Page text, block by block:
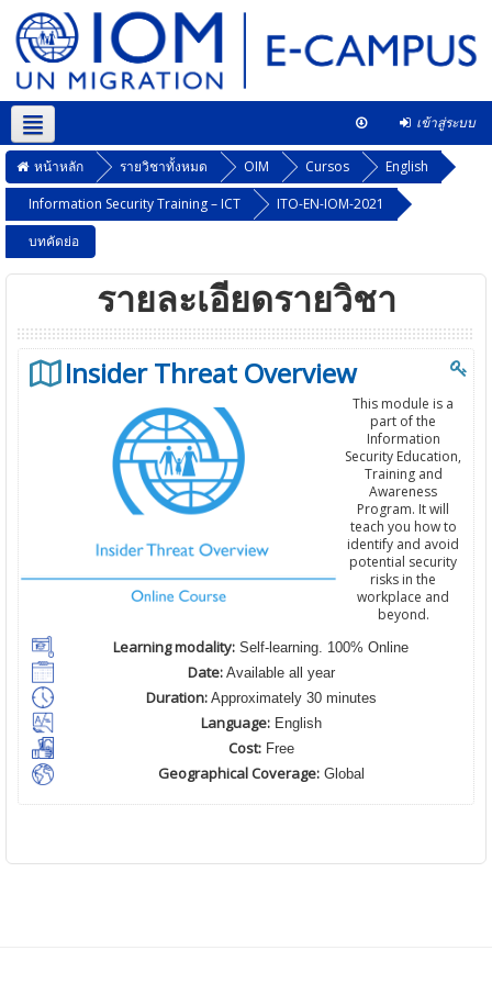
เข้าสู่ระบบ
Thai ‎(th)‎ หลักสูตรนี้
หน้าหลัก รายวิชาทั้งหมด OIM Cursos
English
Information Security Training – ICT
ITO-EN-IOM-2021
บทคัดย่อ
รายละเอียดรายวิชา
Insider Threat Overview
This module is a
part of the
Information
Security Education,
Training and
Awareness
Program. It will
teach you how to
identify and avoid
potential security
risks in the
workplace and
beyond.
Learning modality: Self-learning. 100% Online
Date:Available all year
Duration:Approximately 30 minutes
Language:English
Cost:Free
Geographical Coverage:Global